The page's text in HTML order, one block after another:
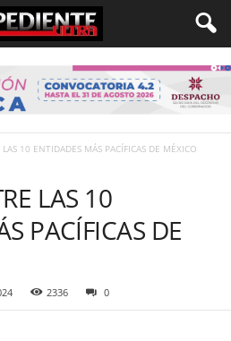
10 ENTIDADES MÁS PACÍFICAS DE MÉXICO
LAS 10
PACÍFICAS DE
2336 0